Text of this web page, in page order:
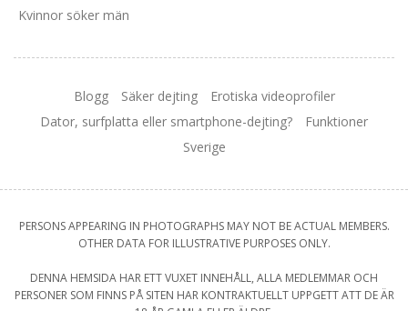
Kvinnor söker män
Blogg Säker dejting
Erotiska videoprofiler
Dator, surfplatta eller smartphone-dejting?
Funktioner
Sverige
PERSONS APPEARING IN PHOTOGRAPHS MAY NOT BE ACTUAL MEMBERS.
OTHER DATA FOR ILLUSTRATIVE PURPOSES ONLY.
DENNA HEMSIDA HAR ETT VUXET INNEHÅLL, ALLA MEDLEMMAR OCH
PERSONER SOM FINNS PÅ SITEN HAR KONTRAKTUELLT UPPGETT ATT DE ÄR